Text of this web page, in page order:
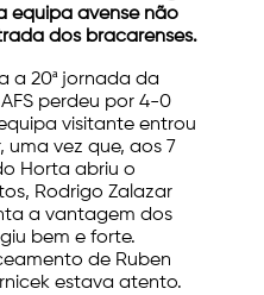
equipa avense não
dos bracarenses.
a 20ª jornada da
perdeu por 4-0
visitante entrou
vez que, aos 7
Horta abriu o
Rodrigo Zalazar
a vantagem dos
bem e forte.
de Ruben
estava atento.